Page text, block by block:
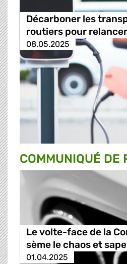
Décarboner les
routiers pour
08.05.2025
COMMUNIQUÉ DE
Le volte-face de la
sème le chaos et
01.04.2025